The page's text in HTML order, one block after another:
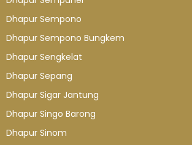
Dhapur Sempono
Dhapur Sempono Bungkem
Dhapur Sengkelat
Dhapur Sepang
Dhapur Sigar Jantung
Dhapur Singo Barong
Dhapur Sinom